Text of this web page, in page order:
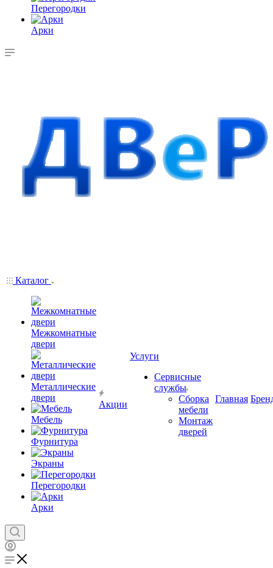
Перегородки
Арки
Каталог
Межкомнатные
двери
Металлические
двери
Мебель
Фурнитура
Экраны
Перегородки
Арки
Акции
Услуги
Сервисные
службы
Сборка
мебели
Монтаж
дверей
Главная